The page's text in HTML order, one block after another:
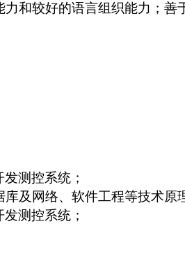
和较好的语言组织能力；善
测控系统；
及网络、软件工程等技术原
测控系统；